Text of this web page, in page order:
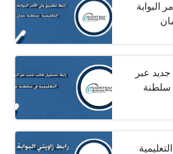
البوابة
عبر
سلطنة